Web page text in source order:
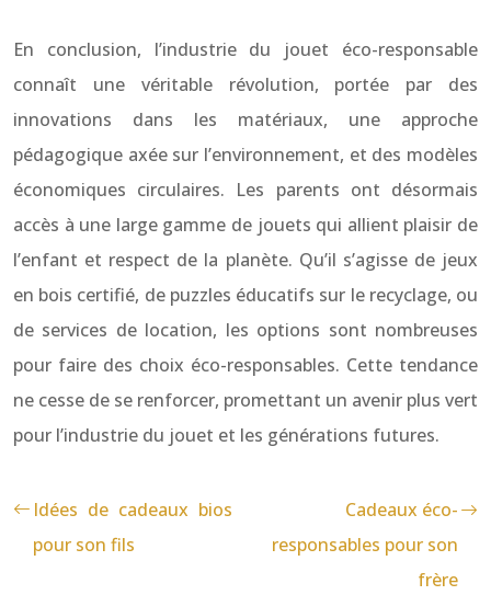
En conclusion, l’industrie du jouet éco-responsable
connaît une véritable révolution, portée par des
innovations dans les matériaux, une approche
pédagogique axée sur l’environnement, et des modèles
économiques circulaires. Les parents ont désormais
accès à une large gamme de jouets qui allient plaisir de
l’enfant et respect de la planète. Qu’il s’agisse de jeux
en bois certifié, de puzzles éducatifs sur le recyclage, ou
de services de location, les options sont nombreuses
pour faire des choix éco-responsables. Cette tendance
ne cesse de se renforcer, promettant un avenir plus vert
pour l’industrie du jouet et les générations futures.
Idées de cadeaux bios
pour son fils
Cadeaux éco-
responsables pour son
frère